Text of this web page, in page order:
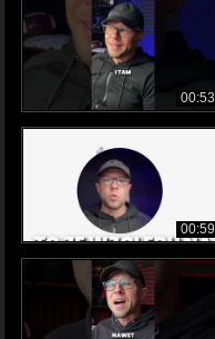
00:53
00:59